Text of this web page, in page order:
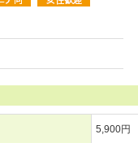
5,900円